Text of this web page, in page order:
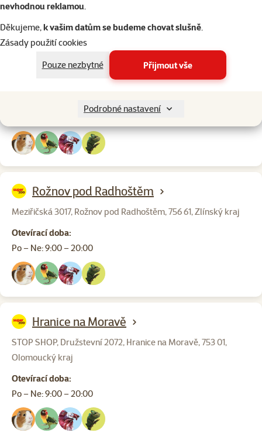
nevhodnou reklamou.
Děkujeme,k vašim datům se budeme chovat slušně.
Zásady použití cookies
Pouze nezbytné
Přijmout vše
Podrobné nastavení
Bílovec
Opavská 1159/57, Bílovec, 74301, Moravskoslezský kraj
Rožnov pod Radhoštěm
Meziřičská 3017, Rožnov pod Radhoštěm, 756 61, Zlínský kraj
Otevírací doba:
Po – Ne: 9:00 – 20:00
Hranice na Moravě
STOP SHOP, Družstevní 2072, Hranice na Moravě, 753 01,
Olomoucký kraj
Otevírací doba:
Po – Ne: 9:00 – 20:00